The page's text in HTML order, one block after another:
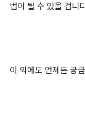
법이 될 수 있을 겁니
이 외에도 언제든 궁